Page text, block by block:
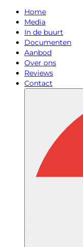
Home
Media
In de buurt
Documenten
Aanbod
Over ons
Reviews
Contact